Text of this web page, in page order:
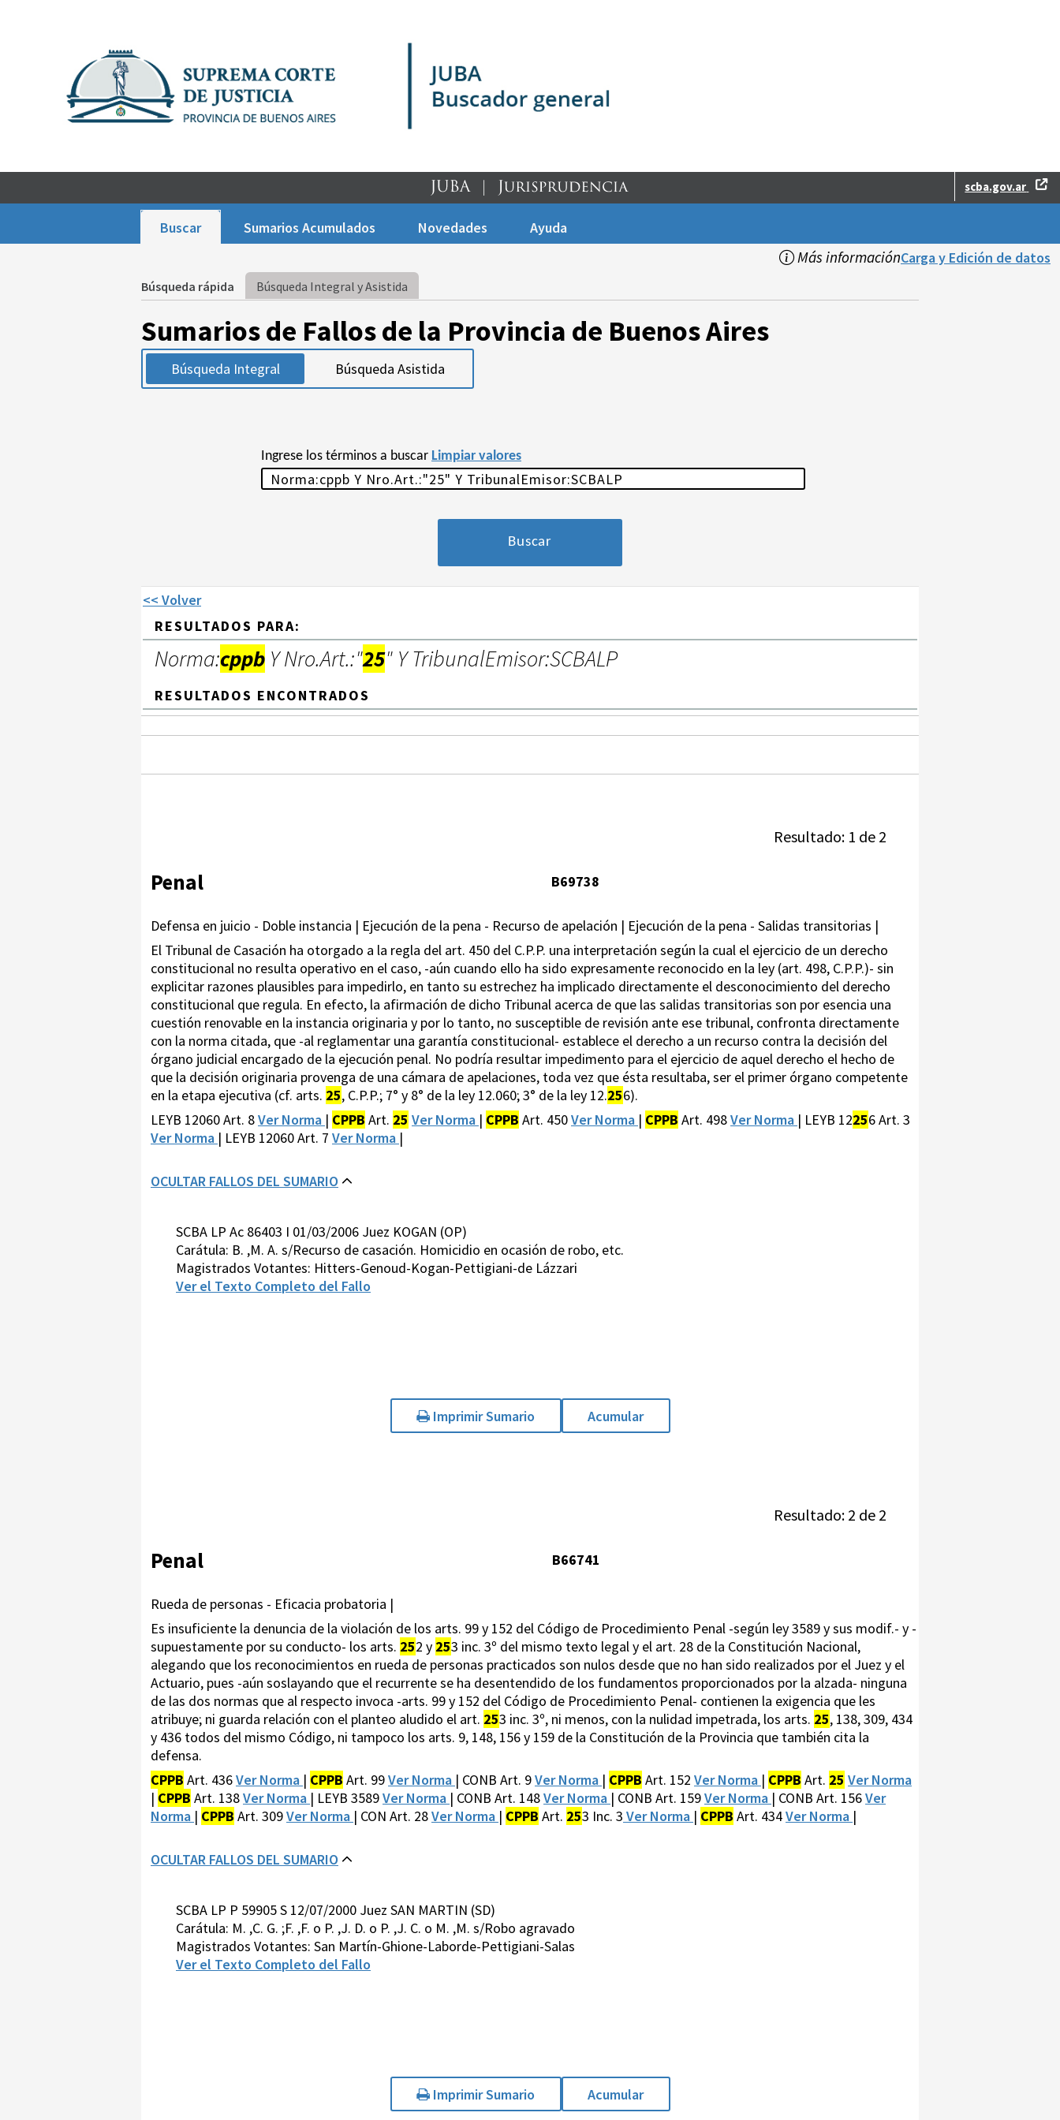
scba.gov.ar
Buscar Sumarios Acumulados Novedades Ayuda
Más informaciónCarga y Edición de datos
Búsqueda rápida Búsqueda Integral y Asistida
Sumarios de Fallos de la Provincia de Buenos Aires
Búsqueda Integral Búsqueda Asistida
Ingrese los términos a buscar Limpiar valores
<< Volver
RESULTADOS PARA:
Norma:cppb Y Nro.Art.:"25" Y TribunalEmisor:SCBALP
RESULTADOS ENCONTRADOS
Resultado: 1 de 2
Penal B69738
Defensa en juicio - Doble instancia | Ejecución de la pena - Recurso de apelación | Ejecución de la pena - Salidas transitorias |
El Tribunal de Casación ha otorgado a la regla del art. 450 del C.P.P. una interpretación según la cual el ejercicio de un derecho
constitucional no resulta operativo en el caso, -aún cuando ello ha sido expresamente reconocido en la ley (art. 498, C.P.P.)- sin
explicitar razones plausibles para impedirlo, en tanto su estrechez ha implicado directamente el desconocimiento del derecho
constitucional que regula. En efecto, la afirmación de dicho Tribunal acerca de que las salidas transitorias son por esencia una
cuestión renovable en la instancia originaria y por lo tanto, no susceptible de revisión ante ese tribunal, confronta directamente
con la norma citada, que -al reglamentar una garantía constitucional- establece el derecho a un recurso contra la decisión del
órgano judicial encargado de la ejecución penal. No podría resultar impedimento para el ejercicio de aquel derecho el hecho de
que la decisión originaria provenga de una cámara de apelaciones, toda vez que ésta resultaba, ser el primer órgano competente
en la etapa ejecutiva (cf. arts. 25, C.P.P.; 7° y 8° de la ley 12.060; 3° de la ley 12.256).
LEYB 12060 Art. 8Ver Norma | CPPB Art. 25 Ver Norma | CPPB Art. 450Ver Norma | CPPB Art. 498Ver Norma | LEYB 12256 Art. 3
Ver Norma | LEYB 12060 Art. 7 Ver Norma |
OCULTAR FALLOS DEL SUMARIO
SCBA LP Ac 86403 I 01/03/2006 Juez KOGAN (OP)
Carátula: B. ,M. A. s/Recurso de casación. Homicidio en ocasión de robo, etc.
Magistrados Votantes: Hitters-Genoud-Kogan-Pettigiani-de Lázzari
Ver el Texto Completo del Fallo
Imprimir Sumario Acumular
Resultado: 2 de 2
Penal B66741
Rueda de personas - Eficacia probatoria |
Es insuficiente la denuncia de la violación de los arts. 99 y 152 del Código de Procedimiento Penal -según ley 3589 y sus modif.- y -
supuestamente por su conducto- los arts. 252 y 253 inc. 3º del mismo texto legal y el art. 28 de la Constitución Nacional,
alegando que los reconocimientos en rueda de personas practicados son nulos desde que no han sido realizados por el Juez y el
Actuario, pues -aún soslayando que el recurrente se ha desentendido de los fundamentos proporcionados por la alzada- ninguna
de las dos normas que al respecto invoca -arts. 99 y 152 del Código de Procedimiento Penal- contienen la exigencia que les
atribuye; ni guarda relación con el planteo aludido el art. 253 inc. 3º, ni menos, con la nulidad impetrada, los arts. 25, 138, 309, 434
y 436 todos del mismo Código, ni tampoco los arts. 9, 148, 156 y 159 de la Constitución de la Provincia que también cita la
defensa.
CPPB Art. 436Ver Norma | CPPB Art. 99Ver Norma | CONB Art. 9Ver Norma | CPPB Art. 152 Ver Norma | CPPB Art. 25 Ver Norma
| CPPB Art. 138Ver Norma | LEYB 3589Ver Norma | CONB Art. 148Ver Norma | CONB Art. 159Ver Norma | CONB Art. 156Ver
Norma | CPPB Art. 309Ver Norma | CON Art. 28Ver Norma | CPPB Art. 253 Inc. 3 Ver Norma | CPPB Art. 434Ver Norma |
OCULTAR FALLOS DEL SUMARIO
SCBA LP P 59905 S 12/07/2000 Juez SAN MARTIN (SD)
Carátula: M. ,C. G. ;F. ,F. o P. ,J. D. o P. ,J. C. o M. ,M. s/Robo agravado
Magistrados Votantes: San Martín-Ghione-Laborde-Pettigiani-Salas
Ver el Texto Completo del Fallo
Imprimir Sumario Acumular